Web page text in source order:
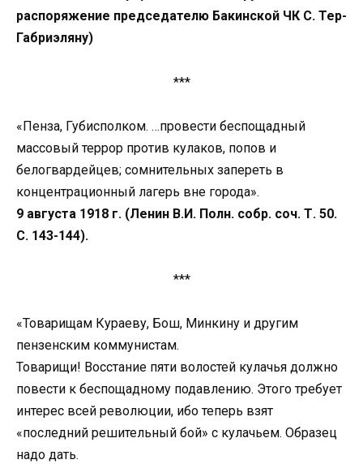
распоряжение председателю Бакинской ЧК С. Тер-
Габриэляну)
***
«Пенза, Губисполком. …провести беспощадный
массовый террор против кулаков, попов и
белогвардейцев; сомнительных запереть в
концентрационный лагерь вне города».
9 августа 1918 г. (Ленин В.И. Полн. собр. соч. Т. 50.
С. 143-144).
***
«Товарищам Кураеву, Бош, Минкину и другим
пензенским коммунистам.
Товарищи! Восстание пяти волостей кулачья должно
повести к беспощадному подавлению. Этого требует
интерес всей революции, ибо теперь взят
«последний решительный бой» с кулачьем. Образец
надо дать.